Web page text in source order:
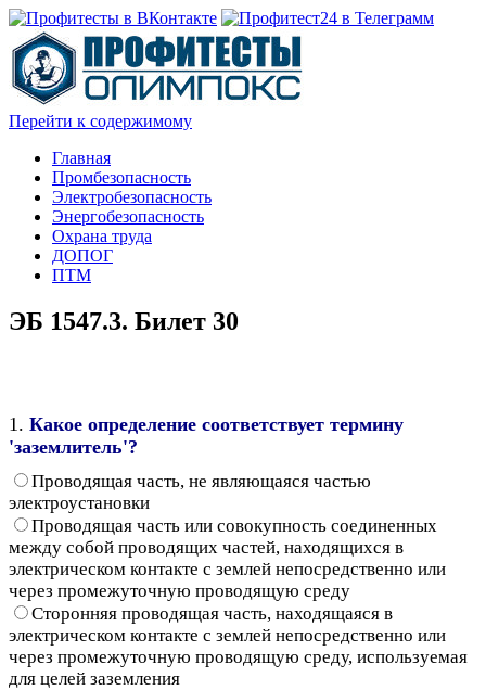
Перейти к содержимому
Главная
Промбезопасность
Электробезопасность
Энергобезопасность
Охрана труда
ДОПОГ
ПТМ
ЭБ 1547.3. Билет 30
1. Какое определение соответствует термину
'заземлитель'?
Проводящая часть, не являющаяся частью
электроустановки
Проводящая часть или совокупность соединенных
между собой проводящих частей, находящихся в
электрическом контакте с землей непосредственно или
через промежуточную проводящую среду
Сторонняя проводящая часть, находящаяся в
электрическом контакте с землей непосредственно или
через промежуточную проводящую среду, используемая
для целей заземления